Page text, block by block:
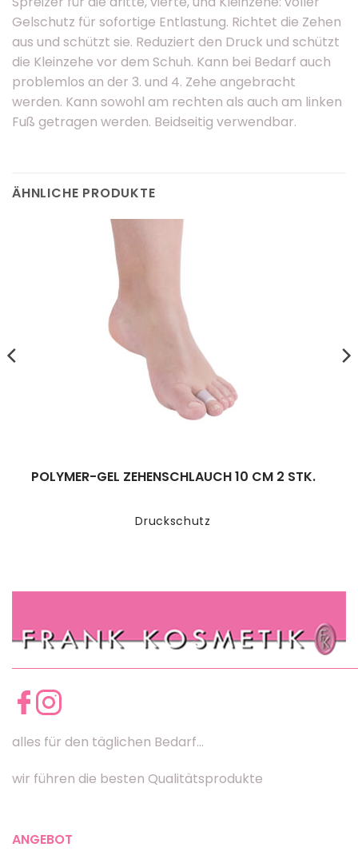
Gelschutz für sofortige Entlastung. Richtet die Zehen
aus und schützt sie. Reduziert den Druck und schützt
die Kleinzehe vor dem Schuh. Kann bei Bedarf auch
problemlos an der 3. und 4. Zehe angebracht
werden. Kann sowohl am rechten als auch am linken
Fuß getragen werden. Beidseitig verwendbar.
ÄHNLICHE PRODUKTE
Druckschutz
POLYMER-GEL ZEHENSCHLAUCH 10 CM 2 STK.
alles für den täglichen Bedarf...
wir führen die besten Qualitätsprodukte
ANGEBOT